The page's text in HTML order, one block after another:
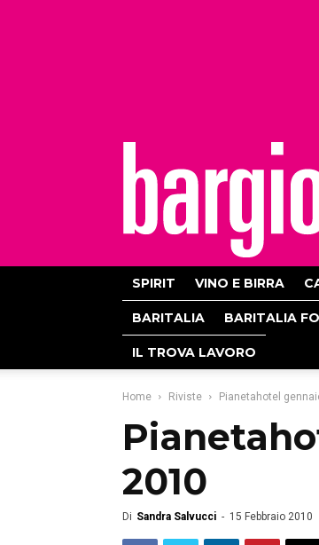
SPIRIT VINO E BIRRA
BARITALIA BARITALIA
IL TROVA LAVORO
Home Riviste Pianetahotel
2010
Di Sandra Salvucci - 15 Febbraio 2010